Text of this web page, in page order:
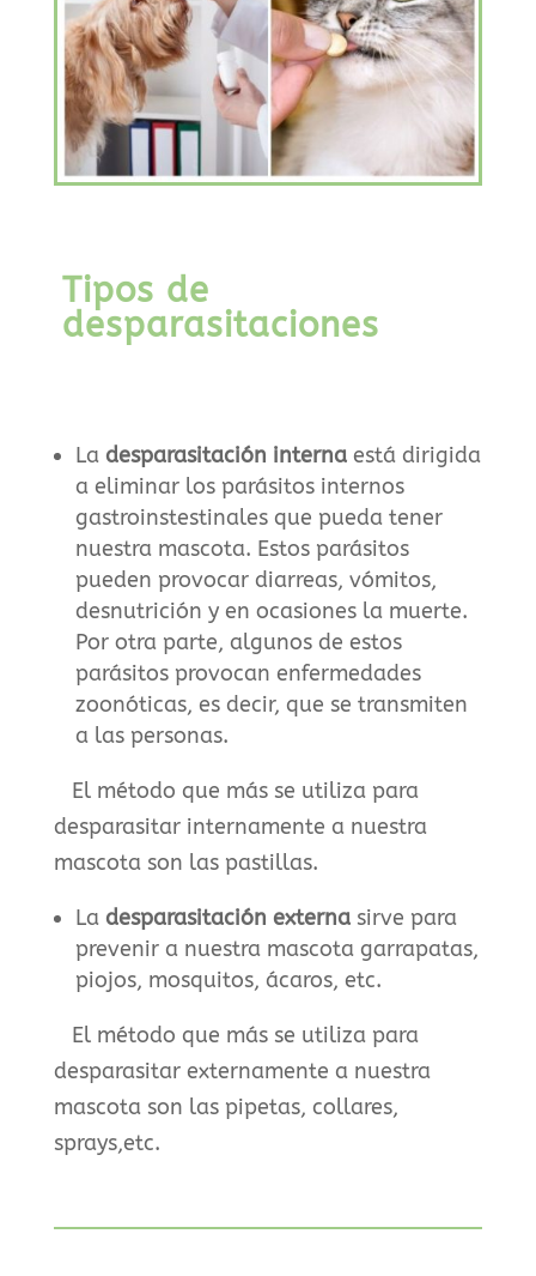
Tipos de
desparasitaciones
La desparasitación internaestá dirigida
a eliminar los parásitos internos
gastroinstestinales que pueda tener
nuestra mascota. Estos parásitos
pueden provocar diarreas, vómitos,
desnutrición y en ocasiones la muerte.
Por otra parte, algunos de estos
parásitos provocan enfermedades
zoonóticas, es decir, que se transmiten
a las personas.
El método que más se utiliza para
desparasitar internamente a nuestra
mascota son las pastillas.
La desparasitación externasirve para
prevenir a nuestra mascota garrapatas,
piojos, mosquitos, ácaros, etc.
El método que más se utiliza para
desparasitar externamente a nuestra
mascota son las pipetas, collares,
sprays,etc.